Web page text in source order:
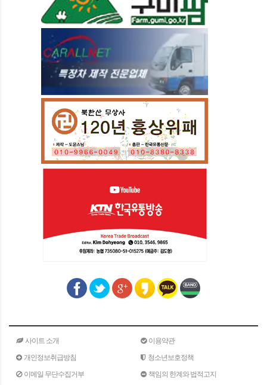
사이트 소개
이용약관
개인정보취급방침
청소년보호정책
이메일 무단수집거부
책임의 한계와 법적고지